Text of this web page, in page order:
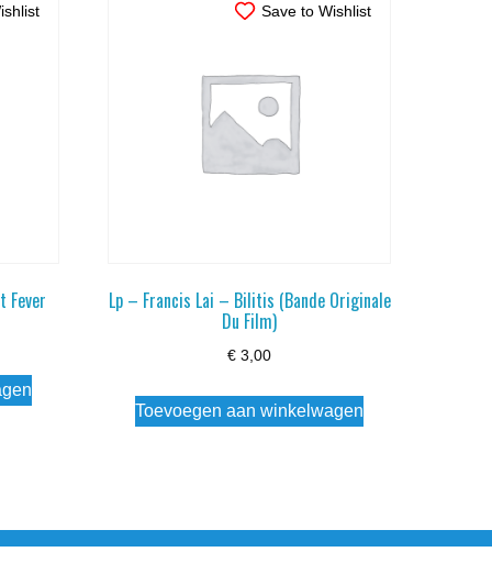
Fever
Save to Wishlist
Lp – Francis Lai – Bilitis (Bande Originale
Du Film)
€ 3,00
Toevoegen aan winkelwagen